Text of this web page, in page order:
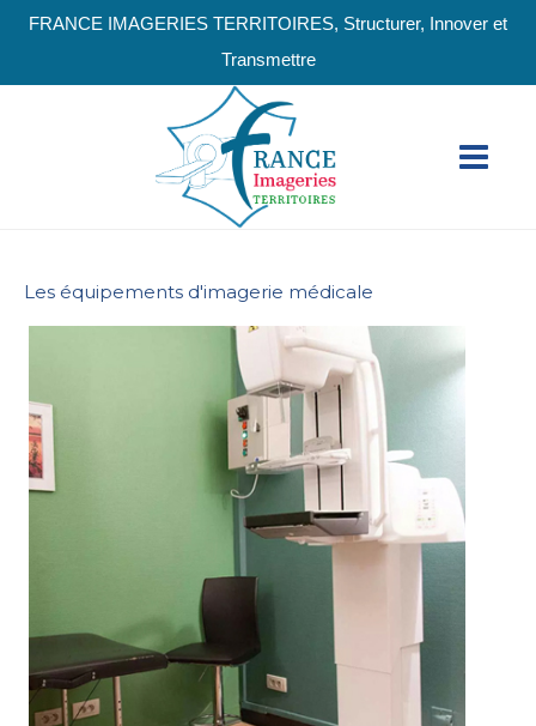
FRANCE IMAGERIES TERRITOIRES, Structurer, Innover et
Transmettre
Les équipements d'imagerie médicale